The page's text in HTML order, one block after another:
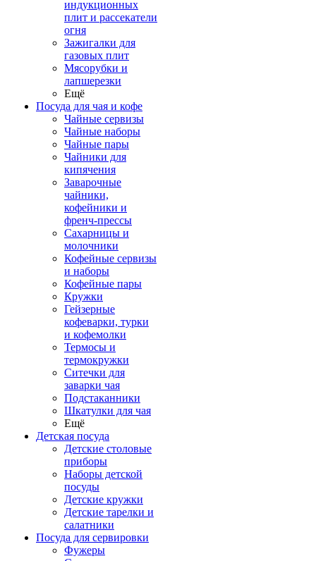
индукционных
плит и рассекатели
огня
Зажигалки для
газовых плит
Мясорубки и
лапшерезки
Ещё
Посуда для чая и кофе
Чайные сервизы
Чайные наборы
Чайные пары
Чайники для
кипячения
Заварочные
чайники,
кофейники и
френч-прессы
Сахарницы и
молочники
Кофейные сервизы
и наборы
Кофейные пары
Кружки
Гейзерные
кофеварки, турки
и кофемолки
Термосы и
термокружки
Ситечки для
заварки чая
Подстаканники
Шкатулки для чая
Ещё
Детская посуда
Детские столовые
приборы
Наборы детской
посуды
Детские кружки
Детские тарелки и
салатники
Посуда для сервировки
Фужеры